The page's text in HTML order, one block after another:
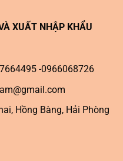
XUẤT NHẬP KHẨU
-0966068726
Hồng Bàng, Hải Phòng